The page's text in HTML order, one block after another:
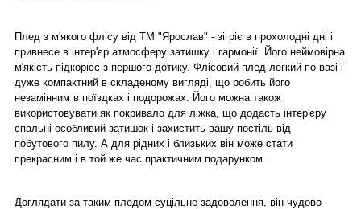
Плед з м'якого флісу від ТМ "Ярослав" - зігріє в прохолодні дні і
привнесе в інтер'єр атмосферу затишку і гармонії. Його неймовірна
м'якість підкорює з першого дотику. Флісовий плед легкий по вазі і
дуже компактний в складеному вигляді, що робить його
незамінним в поїздках і подорожах. Його можна також
використовувати як покривало для ліжка, що додасть інтер'єру
спальні особливий затишок і захистить вашу постіль від
побутового пилу. А для рідних і близьких він може стати
прекрасним і в той же час практичним подарунком.
Доглядати за таким пледом суцільне задоволення, він чудово